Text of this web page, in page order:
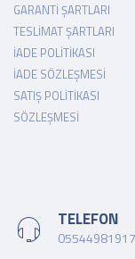
GARANTI ŞARTLARI
TESLIMAT ŞARTLARI
İADE POLITIKASI
İADE SÖZLEŞMESI
SATIŞ POLITIKASI
SÖZLEŞMESI
TELEFON
05544981917